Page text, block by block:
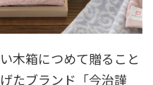
木箱につめて贈ること
たブランド「今治謹